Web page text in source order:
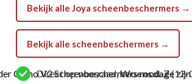
Bekijk alle Joya scheenbeschermers →
Bekijk alle scheenbeschermers →
Direct op voorraad,Woensdag(12-
Camo V2 Scheenbeschermers rood. Ze